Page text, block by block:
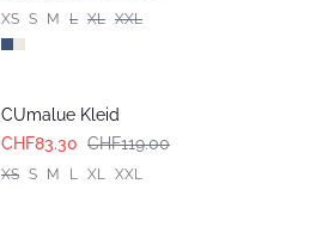
XS S M L XL XXL
CUmalue Kleid
CHF83.30 CHF119.00
XS S M L XL XXL